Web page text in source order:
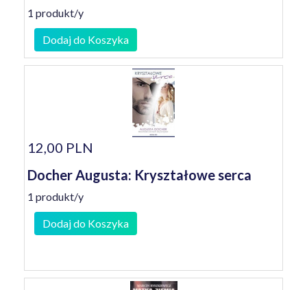
1 produkt/y
Dodaj do Koszyka
12,00 PLN
Docher Augusta: Kryształowe serca
1 produkt/y
Dodaj do Koszyka